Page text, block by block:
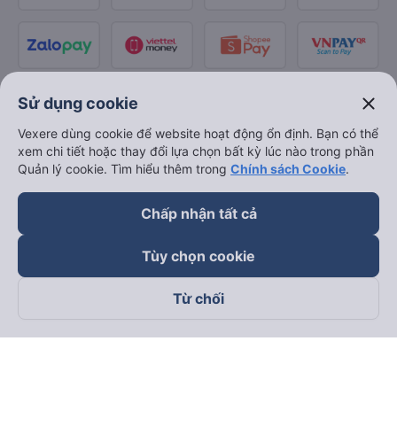
Sử dụng cookie close
Vexere dùng cookie để website hoạt động ổn định. Bạn có thể
xem chi tiết hoặc thay đổi lựa chọn bất kỳ lúc nào trong phần
Quản lý cookie. Tìm hiểu thêm trong Chính sách Cookie.
Chấp nhận tất cả
Tùy chọn cookie
Từ chối